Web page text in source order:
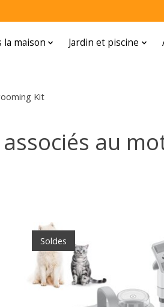
la maison Jardin et piscine
Kit
au
Soldes